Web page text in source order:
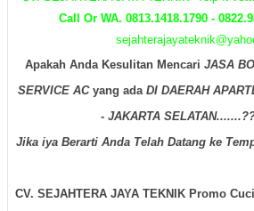
Call Or WA. 0813.1418.1790 -
Apakah Anda Kesulitan Mencari JASA
SERVICE AC yang ada DI DAERAH
- JAKARTA
Jika iya Berarti Anda Telah Datang ke
CV. SEJAHTERA JAYA TEKNIK Promo